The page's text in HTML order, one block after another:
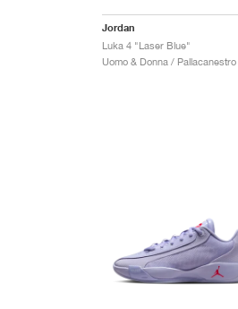
Jordan
Luka 4 "Laser Blue"